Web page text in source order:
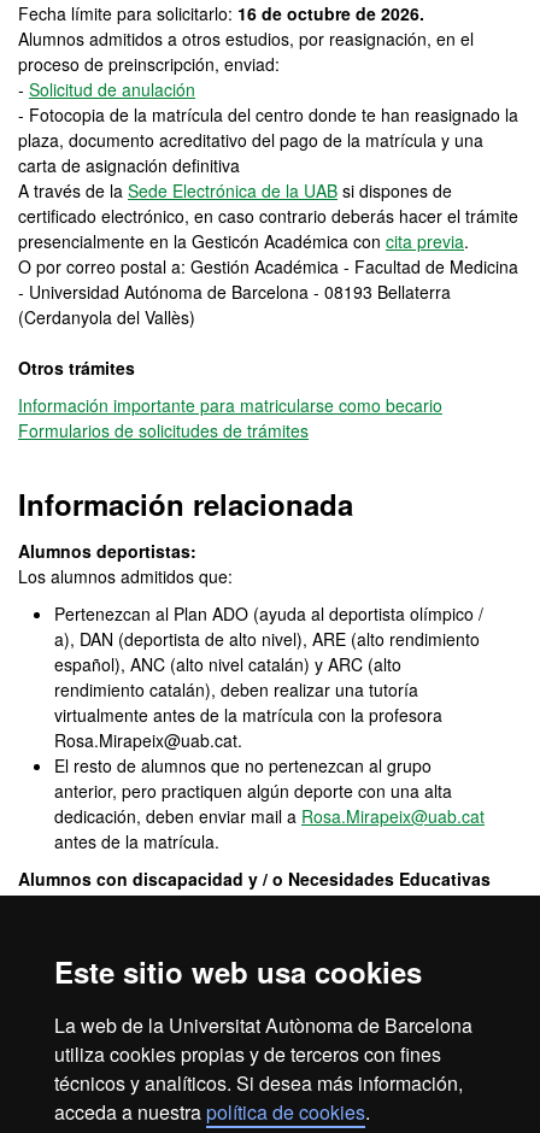
Este sitio web usa cookies
La web de la Universitat Autònoma de Barcelona
utiliza cookies propias y de terceros con fines
técnicos y analíticos. Si desea más información,
acceda a nuestrapolítica de cookies.
Fecha límite para solicitarlo: 16 de octubre de 2026.
Alumnos admitidos a otros estudios, por reasignación, en el
proceso de preinscripción, enviad:
- Solicitud de anulación
- Fotocopia de la matrícula del centro donde te han reasignado la
plaza, documento acreditativo del pago de la matrícula y una
carta de asignación definitiva
A través de la Sede Electrónica de la UAB si dispones de
certificado electrónico, en caso contrario deberás hacer el trámite
presencialmente en la Gesticón Académica con cita previa.
O por correo postal a: Gestión Académica - Facultad de Medicina
- Universidad Autónoma de Barcelona - 08193 Bellaterra
(Cerdanyola del Vallès)
Otros trámites
Información importante para matricularse como becario
Formularios de solicitudes de trámites
Información relacionada
Alumnos deportistas:
Los alumnos admitidos que:
Pertenezcan al Plan ADO (ayuda al deportista olímpico /
a), DAN (deportista de alto nivel), ARE (alto rendimiento
español), ANC (alto nivel catalán) y ARC (alto
rendimiento catalán), deben realizar una tutoría
virtualmente antes de la matrícula con la profesora
Rosa.Mirapeix@uab.cat.
El resto de alumnos que no pertenezcan al grupo
anterior, pero practiquen algún deporte con una alta
dedicación, deben enviar mail a Rosa.Mirapeix@uab.cat
antes de la matrícula.
Alumnos con discapacidad y / o Necesidades Educativas
alumnos pueden contactar al servicio a través del correo
o 649179815.